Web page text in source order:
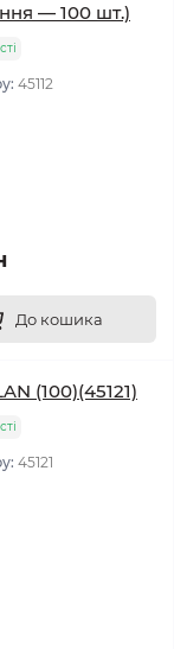
— 100 шт.)
45112
До кошика
(100)(45121)
45121